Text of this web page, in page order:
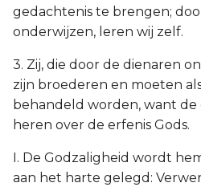
gedachtenis te brengen;
onderwijzen, leren wij zelf.
3. Zij, die door de dienaren
zijn broederen en moeten
behandeld worden, want de
heren over de erfenis Gods.
I. De Godzaligheid wordt
aan het harte gelegd: